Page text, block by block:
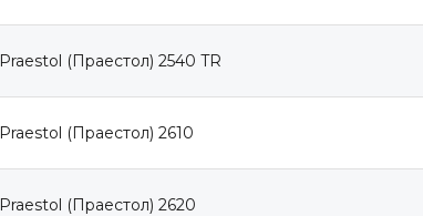
Praestol (Праестол) 2540 TR
Praestol (Праестол) 2610
Praestol (Праестол) 2620